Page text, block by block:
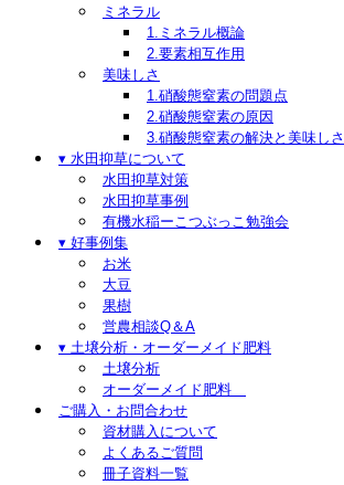
ミネラル
1.ミネラル概論
2.要素相互作用
美味しさ
1.硝酸態窒素の問題点
2.硝酸態窒素の原因
3.硝酸態窒素の解決と美味しさ
▾ 水田抑草について
水田抑草対策
水田抑草事例
有機水稲ーこつぶっこ勉強会
▾ 好事例集
お米
大豆
果樹
営農相談Q＆A
▾ 土壌分析・オーダーメイド肥料
土壌分析
オーダーメイド肥料
ご購入・お問合わせ
資材購入について
よくあるご質問
冊子資料一覧